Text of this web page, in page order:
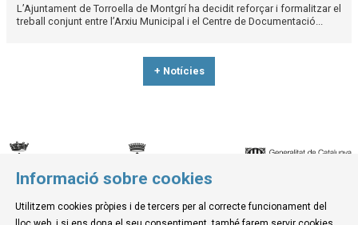
L’Ajuntament de Torroella de Montgrí ha decidit reforçar i formalitzar el
treball conjunt entre l’Arxiu Municipal i el Centre de Documentació...
+ Notícies
© Museu de la Mediterrània
C. d'Ullà, 27-31 | 17257 Torroella de Montgrí
Informació sobre cookies
Utilitzem cookies pròpies i de tercers per al correcte funcionament del